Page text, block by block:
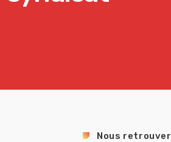
Nous retrouver